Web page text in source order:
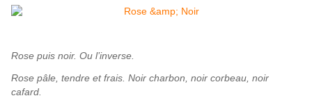
Rose puis noir. Ou l’inverse.
Rose pâle, tendre et frais. Noir charbon, noir corbeau, noir
cafard.